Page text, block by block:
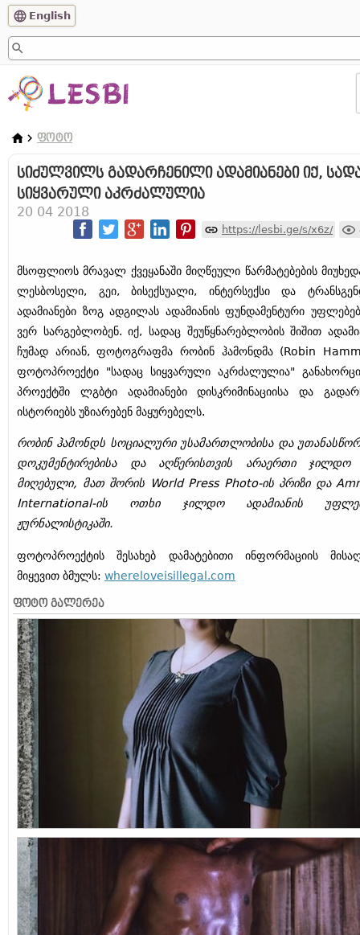
English
ᲤᲝᲢᲝ
სიძულვილს გადარჩენილი ადამიანები იქ,
სიყვარული აკრძალულია
20 04 2018
https://lesbi.ge/s/x6z/
მსოფლიოს მრავალ ქვეყანაში მიღწეული წარმატებების
ლესბოსელი, გეი, ბისექსუალი, ინტერსექსი და
ადამიანები ზოგ ადგილას ადამიანის ფუნდამენტური
ვერ სარგებლობენ. იქ, სადაც შეუწყნარებლობის შიშით
ჩუმად არიან, ფოტოგრაფმა რობინ ჰამონდმა (Robin
ფოტოპროექტი "სადაც სიყვარული აკრძალულია"
პროექტში ლგბტი ადამიანები დისკრიმინაციისა და
ისტორიებს უზიარებენ მაყურებელს.
რობინ ჰამონდს სოციალური უსამართლობისა და
დოკუმენტირებისა და აღწერისთვის არაერთი ჯილდო
მიღებული, მათ შორის World Press Photo-ის პრიზი და
International-ის ოთხი ჯილდო ადამიანის
ჟურნალისტიკაში.
ფოტოპროექტის შესახებ დამატებითი ინფორმაციის
მიყევით ბმულს: whereloveisillegal.com
ᲤᲝᲢᲝ ᲒᲐᲚᲔᲠᲔᲐ